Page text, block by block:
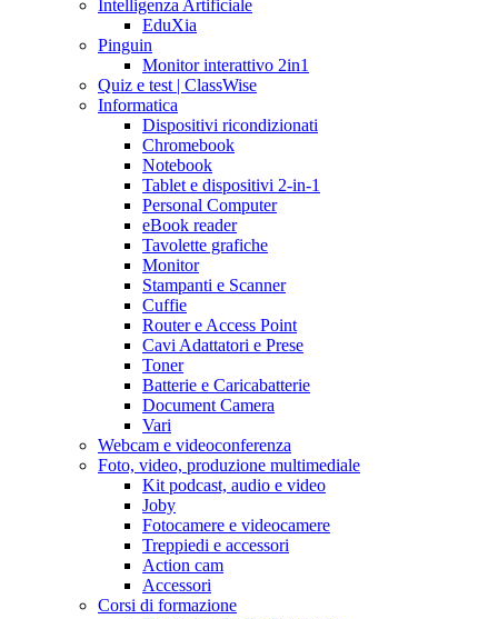
Intelligenza Artificiale
EduXia
Pinguin
Monitor interattivo 2in1
Quiz e test | ClassWise
Informatica
Dispositivi ricondizionati
Chromebook
Notebook
Tablet e dispositivi 2-in-1
Personal Computer
eBook reader
Tavolette grafiche
Monitor
Stampanti e Scanner
Cuffie
Router e Access Point
Cavi Adattatori e Prese
Toner
Batterie e Caricabatterie
Document Camera
Vari
Webcam e videoconferenza
Foto, video, produzione multimediale
Kit podcast, audio e video
Joby
Fotocamere e videocamere
Treppiedi e accessori
Action cam
Accessori
Corsi di formazione